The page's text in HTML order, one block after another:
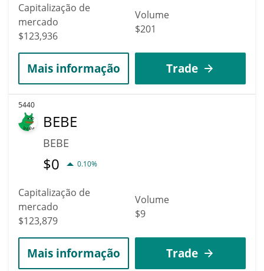
Capitalização de
mercado
$123,936
Volume
$201
Mais informação Trade
5440
BEBE
BEBE
$0 0.10%
Capitalização de
mercado
$123,879
Volume
$9
Mais informação Trade